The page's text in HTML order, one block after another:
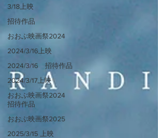
3/18上映
招待作品
おおぶ映画祭2024
2024/3/16上映
2024/3/16 招待作品
2024/3/17上映
おおぶ映画祭2024
招待作品
おおぶ映画祭2025
2025/3/15 上映